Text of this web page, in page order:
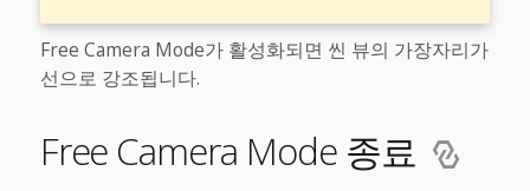
Free Camera Mode가 활성화되면 씬 뷰의 가장자리가
선으로 강조됩니다.
Free Camera Mode 종료